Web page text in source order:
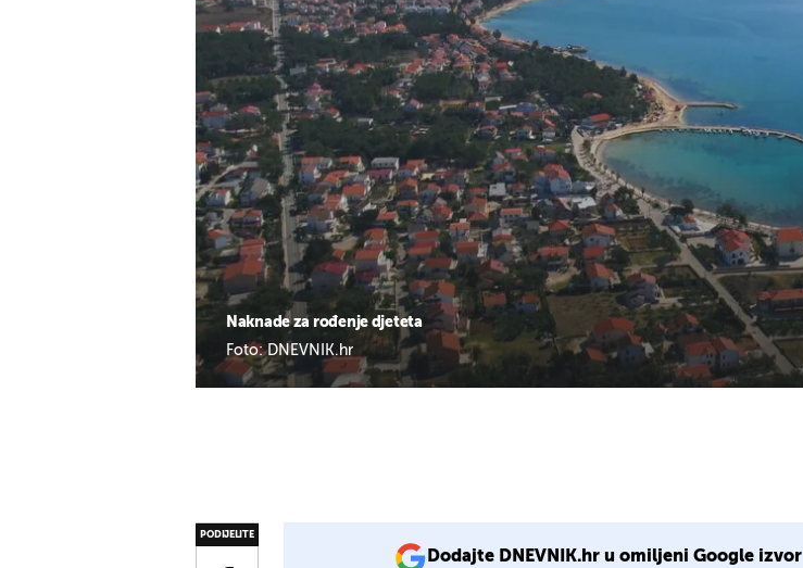
Naknade za rođenje djeteta
Foto: DNEVNIK.hr
PODIJELITE
Dodajte DNEVNIK.hr u omiljeni Google izvor